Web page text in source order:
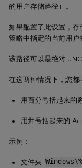
的用户存储路径）。
如果配置了此设置，存
策略中指定的当前用户
该路径可以是绝对
在这两种情况下，您都
用百分号括起来的
用井号括起来的
示例：
文件夹